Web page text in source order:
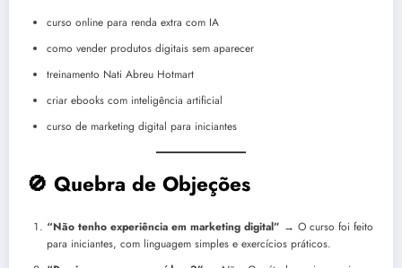
curso online para renda extra com IA
como vender produtos digitais sem aparecer
treinamento Nati Abreu Hotmart
criar ebooks com inteligência artificial
curso de marketing digital para iniciantes
🚫 Quebra de Objeções
“Não tenho experiência em marketing digital” → O curso foi feito
para iniciantes, com linguagem simples e exercícios práticos.